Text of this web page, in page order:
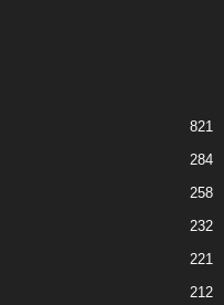
821
284
258
232
221
212